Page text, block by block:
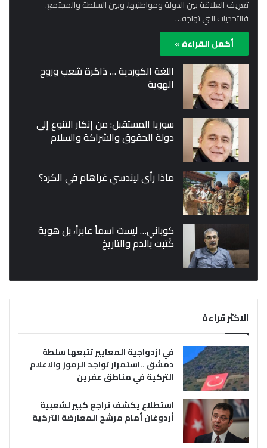
تعريف العلاقة بين الدولة ومواطنيها، وبين السلطة والمجتمع.
فالتحديات التي تواجه…
أكمل القراءة »
اللغة الكوردية … ذاكرة شعب وروح
الهوية
سوريا المستقبل: من إنكار التنوع إلى
دولة الحقوق والشراكة والسلام
ماذا رأى ليندسي غراهام في الكرد؟
كوباني… ليست اسماً عابراً، بل هوية
كُتبت بالدم والتاريخ
الاكثر قراءة
في ازدواجية المعايير تتبعها سلطة
دمشق ..استمرار تواجد الرموز والاعلام
التركية في مناطق عفرين
استطلاع يكشف تراجع كبير لشعبية
أردوغان أمام مرشح المعارضة التركية